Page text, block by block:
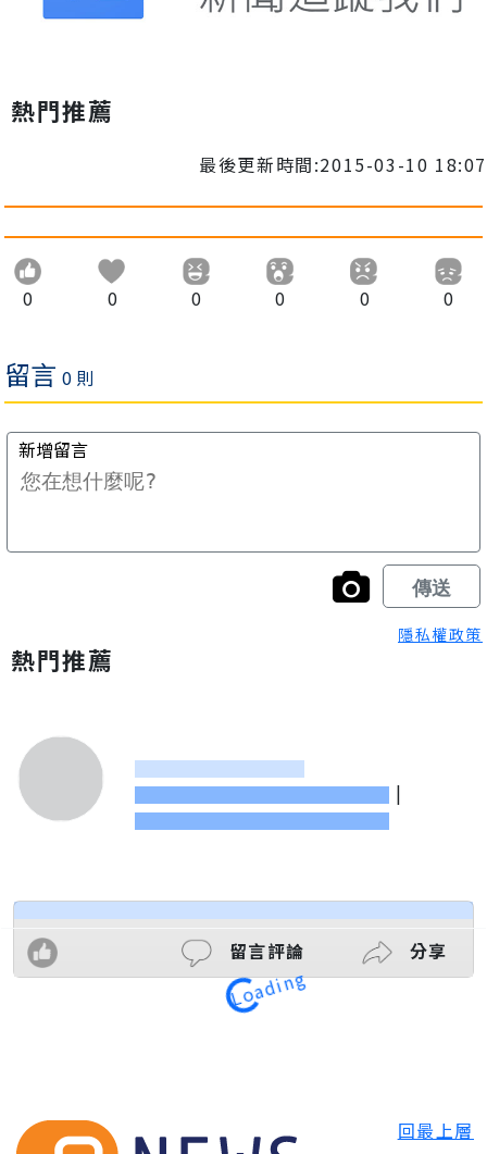
熱門推薦
最後更新時間:2015-03-10 18:07
0 0 0 0 0 0
隱私權政策
熱門推薦
|
留言評論 分享
Loading
回最上層